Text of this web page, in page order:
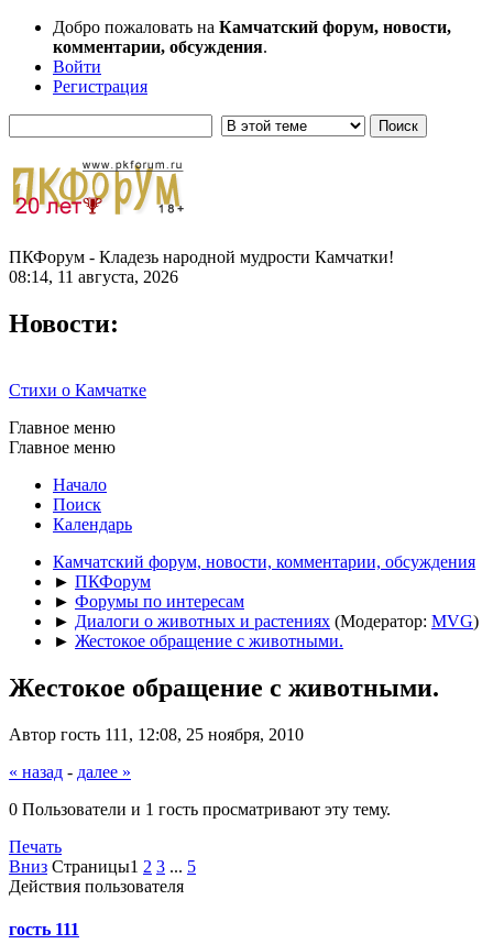
Добро пожаловать на Камчатский форум, новости,
комментарии, обсуждения.
Войти
Регистрация
ПКФорум - Кладезь народной мудрости Камчатки!
08:14, 11 августа, 2026
Новости:
Стихи о Камчатке
Главное меню
Главное меню
Начало
Поиск
Календарь
Камчатский форум, новости, комментарии, обсуждения
► ПКФорум
► Форумы по интересам
► Диалоги о животных и растениях (Модератор: MVG)
► Жестокое обращение с животными.
Жестокое обращение с животными.
Автор гость 111, 12:08, 25 ноября, 2010
« назад - далее »
0 Пользователи и 1 гость просматривают эту тему.
Печать
Вниз Страницы1 2 3 ... 5
Действия пользователя
гость 111